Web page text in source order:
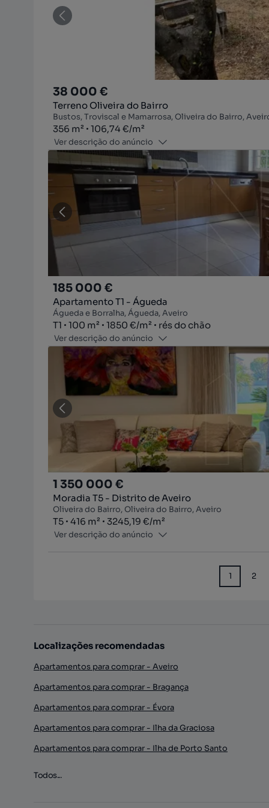
38 000 €
Terreno Oliveira do Bairro
Bustos, Troviscal e Mamarrosa, Oliveira do Bairro,
Zona
356 m²
Preço por metro quadrado
106,74 €/m²
Ver descrição do anúncio
185 000 €
Apartamento T1 - Águeda
Águeda e Borralha, Águeda, Aveiro
Tipologia
T1
Zona100 m²
Preço por metro quadrado
1850 €/m²
Andar rés do chão
Ver descrição do anúncio
1 350 000 €
Moradia T5 - Distrito de Aveiro
Oliveira do Bairro, Oliveira do Bairro, Aveiro
Tipologia
T5
Zona416 m²
Preço por metro quadrado
3245,19 €/m²
Ver descrição do anúncio
1 2
Localizações recomendadas
Apartamentos para comprar - Aveiro
Apartamentos para comprar - Bragança
Apartamentos para comprar - Évora
Apartamentos para comprar - Ilha da Graciosa
Apartamentos para comprar - Ilha de Porto Santo
Todos...